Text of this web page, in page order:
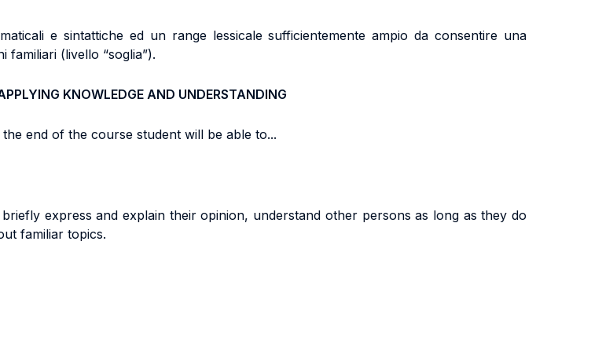
e sintattiche ed un range lessicale sufficientemente ampio da consentire una
familiari (livello “soglia”).
KNOWLEDGE AND UNDERSTANDING
end of the course student will be able to...
express and explain their opinion, understand other persons as long as they do
familiar topics.